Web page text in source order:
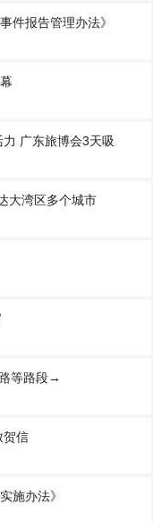
件报告管理办法》
广东旅博会3天吸
大湾区多个城市
等路段→
贺信
施办法》